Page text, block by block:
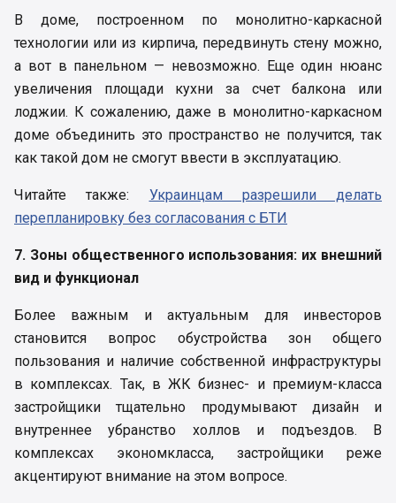
В доме, построенном по монолитно-каркасной
технологии или из кирпича, передвинуть стену можно,
а вот в панельном — невозможно. Еще один нюанс
увеличения площади кухни за счет балкона или
лоджии. К сожалению, даже в монолитно-каркасном
доме объединить это пространство не получится, так
как такой дом не смогут ввести в эксплуатацию.
Читайте также: Украинцам разрешили делать
перепланировку без согласования с БТИ
7. Зоны общественного использования: их внешний
вид и функционал
Более важным и актуальным для инвесторов
становится вопрос обустройства зон общего
пользования и наличие собственной инфраструктуры
в комплексах. Так, в ЖК бизнес- и премиум-класса
застройщики тщательно продумывают дизайн и
внутреннее убранство холлов и подъездов. В
комплексах экономкласса, застройщики реже
акцентируют внимание на этом вопросе.